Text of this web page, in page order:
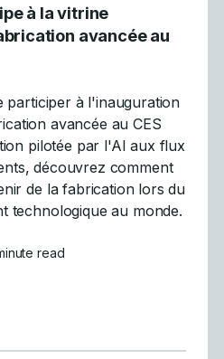
à la vitrine
avancée au
participer à l'inauguration
avancée au CES
pilotée par l'AI aux flux
découvrez comment
de la fabrication lors du
technologique au monde.
read
participe à la vitrine